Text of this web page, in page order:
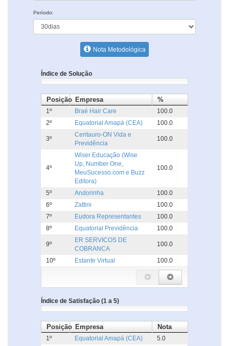
Período:
Nota Metodológica
Índice de Solução
Posição Empresa %
1º Braé Hair Care
100.0
2º
Equatorial Amapá (CEA) 100.0
3º
Centauro-ON Vida e
Previdência
100.0
4º
Wiser Educação (Wise
Up, Number One,
MeuSucesso.com e Buzz
Editora)
100.0
5º Andorinha
100.0
6º
Zattini
100.0
7º
Eudora Representantes
100.0
8º
Equatorial Previdência 100.0
9º
ER SERVICOS DE
COBRANCA
100.0
10º Estante Virtual 100.0
Índice de Satisfação (1 a 5)
Posição Empresa Nota
1º Equatorial Amapá (CEA) 5.0